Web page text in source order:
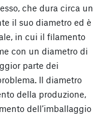
che dura circa un
il suo diametro ed è
in cui il filamento
con un diametro di
parte dei
Il diametro
della produzione,
dell’imballaggio